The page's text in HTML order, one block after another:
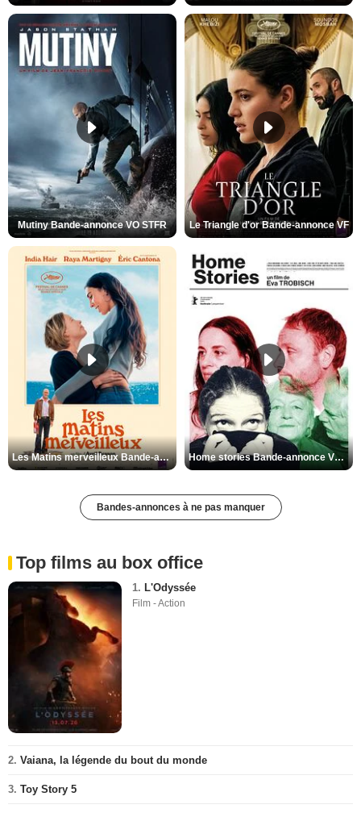
Mutiny Bande-annonce VO STFR Le Triangle d'or Bande-annonce VF
Les Matins merveilleux Bande-annonce VF Home stories Bande-annonce VO STFR
Bandes-annonces à ne pas manquer
Top films au box office
1. L'Odyssée
Film - Action
2. Vaiana, la légende du bout du monde
3. Toy Story 5